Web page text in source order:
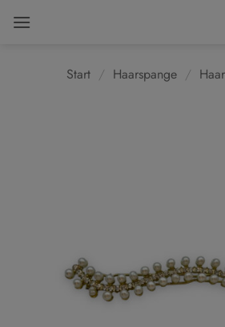
Inhalt
Start / Haarspange /